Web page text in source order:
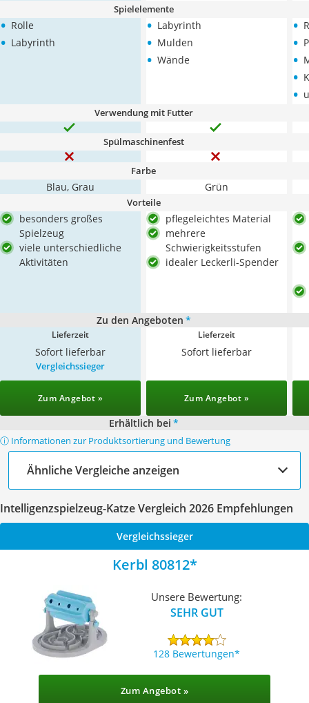
Spielelemente
• Rolle
• Labyrinth
• Labyrinth
• Mulden
• Wände
•
•
•
•
•
Verwendung mit Futter
Spülmaschinenfest
Farbe
Blau, Grau Grün
Vorteile
besonders großes
Spielzeug
viele unterschiedliche
Aktivitäten
pflegeleichtes Material
mehrere
Schwierigkeitsstufen
idealer Leckerli-Spender
Zu den Angeboten *
Lieferzeit
Sofort lieferbar
Lieferzeit
Sofort lieferbar
Vergleichssieger
Zum Angebot » Zum Angebot »
Erhältlich bei *
ⓘ Informationen zur Produktsortierung und Bewertung
Ähnliche Vergleiche anzeigen
Intelligenzspielzeug-Katze Vergleich 2026 Empfehlungen
Vergleichssieger
Kerbl 80812
Unsere Bewertung:
SEHR GUT
128 Bewertungen
Zum Angebot »